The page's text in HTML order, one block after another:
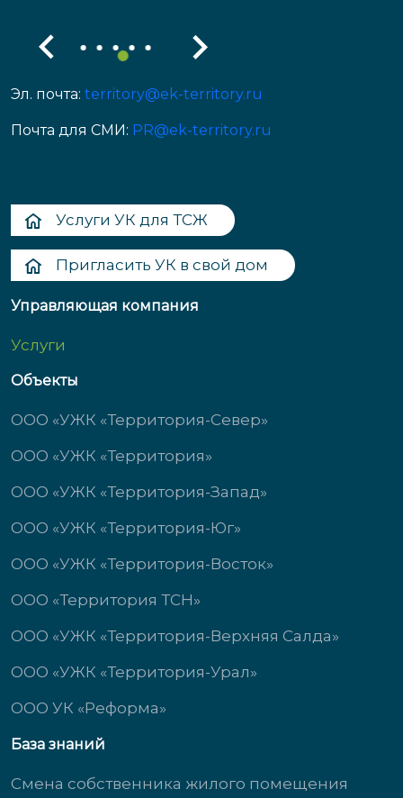
Эл. почта: territory@ek-territory.ru
Почта для СМИ: PR@ek-territory.ru
Услуги УК для ТСЖ
Пригласить УК в свой дом
Управляющая компания
Услуги
Объекты
ООО «УЖК «Территория-Север»
ООО «УЖК «Территория»
ООО «УЖК «Территория-Запад»
ООО «УЖК «Территория-Юг»
ООО «УЖК «Территория-Восток»
ООО «Территория ТСН»
ООО «УЖК «Территория-Верхняя Салда»
ООО «УЖК «Территория-Урал»
ООО УК «Реформа»
База знаний
Смена собственника жилого помещения